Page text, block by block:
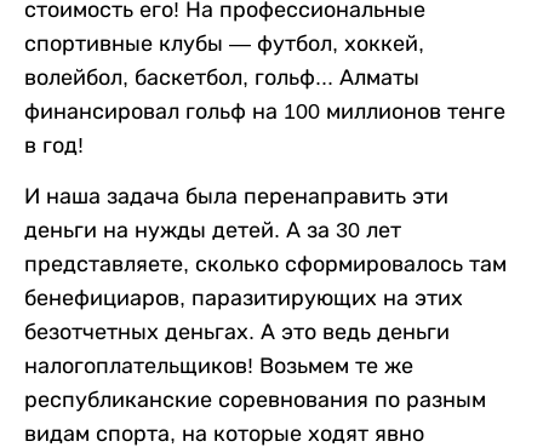
стоимость его! На профессиональные
спортивные клубы — футбол, хоккей,
волейбол, баскетбол, гольф... Алматы
финансировал гольф на 100 миллионов тенге
в год!
И наша задача была перенаправить эти
деньги на нужды детей. А за 30 лет
представляете, сколько сформировалось там
бенефициаров, паразитирующих на этих
безотчетных деньгах. А это ведь деньги
налогоплательщиков! Возьмем те же
республиканские соревнования по разным
видам спорта, на которые ходят явно